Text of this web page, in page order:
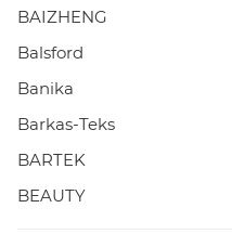
BAIZHENG
Balsford
Banika
Barkas-Teks
BARTEK
BEAUTY